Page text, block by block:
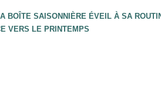
BOÎTE SAISONNIÈRE ÉVEIL À SA
VERS LE PRINTEMPS